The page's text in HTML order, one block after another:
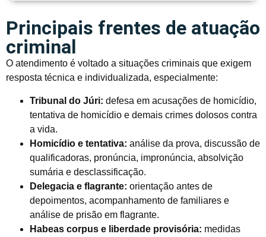
Principais frentes de atuação
criminal
O atendimento é voltado a situações criminais que exigem
resposta técnica e individualizada, especialmente:
Tribunal do Júri: defesa em acusações de homicídio,
tentativa de homicídio e demais crimes dolosos contra
a vida.
Homicídio e tentativa: análise da prova, discussão de
qualificadoras, pronúncia, impronúncia, absolvição
sumária e desclassificação.
Delegacia e flagrante: orientação antes de
depoimentos, acompanhamento de familiares e
análise de prisão em flagrante.
Habeas corpus e liberdade provisória: medidas